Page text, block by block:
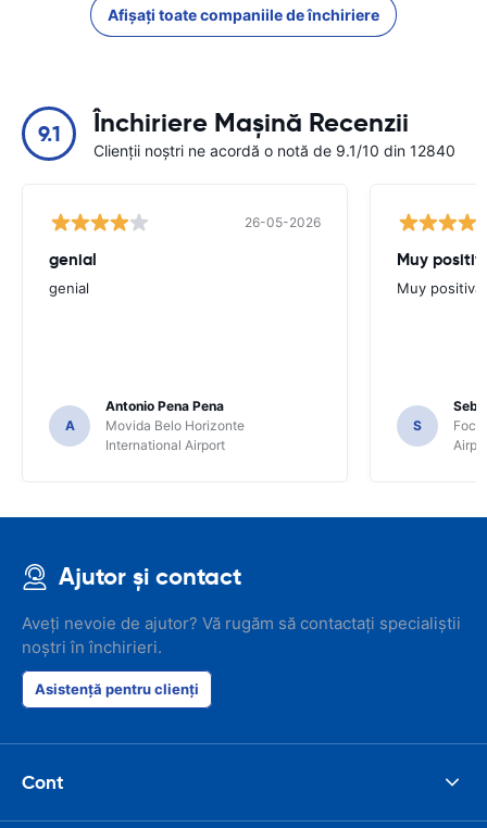
Afișați toate companiile de închiriere
9.1 Închiriere Mașină Recenzii
Clienții noștri ne acordă o notă de 9.1/10 din 12840
26-05-2026
genial
genial
A
Antonio Pena Pena
Movida Belo Horizonte
International Airport
Muy
Muy positiva
S
Foco
Ajutor și contact
Aveți nevoie de ajutor? Vă rugăm să contactați specialiștii
noștri în închirieri.
Asistență pentru clienți
Cont